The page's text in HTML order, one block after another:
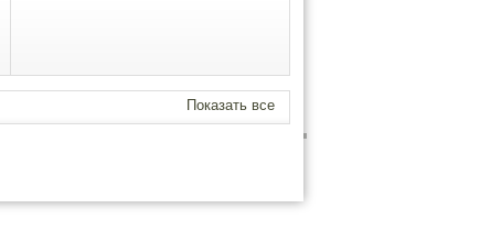
Показать все